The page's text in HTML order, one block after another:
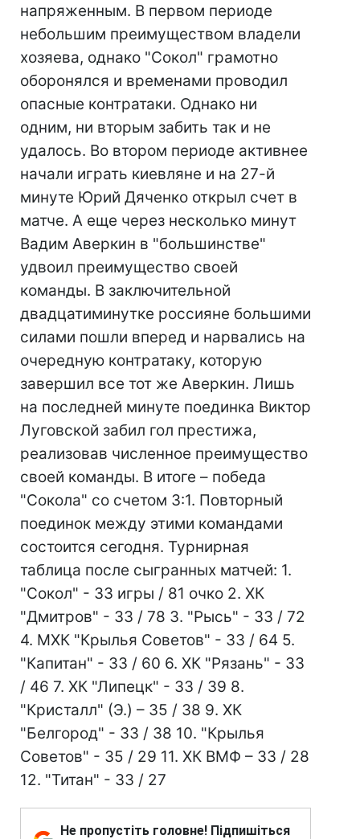
напряженным. В первом периоде
небольшим преимуществом владели
хозяева, однако "Сокол" грамотно
оборонялся и временами проводил
опасные контратаки. Однако ни
одним, ни вторым забить так и не
удалось. Во втором периоде активнее
начали играть киевляне и на 27-й
минуте Юрий Дяченко открыл счет в
матче. А еще через несколько минут
Вадим Аверкин в "большинстве"
удвоил преимущество своей
команды. В заключительной
двадцатиминутке россияне большими
силами пошли вперед и нарвались на
очередную контратаку, которую
завершил все тот же Аверкин. Лишь
на последней минуте поединка Виктор
Луговской забил гол престижа,
реализовав численное преимущество
своей команды. В итоге – победа
"Сокола" со счетом 3:1. Повторный
поединок между этими командами
состоится сегодня. Турнирная
таблица после сыгранных матчей: 1.
"Сокол" - 33 игры / 81 очко 2. ХК
"Дмитров" - 33 / 78 3. "Рысь" - 33 / 72
4. МХК "Крылья Советов" - 33 / 64 5.
"Капитан" - 33 / 60 6. ХК "Рязань" - 33
/ 46 7. ХК "Липецк" - 33 / 39 8.
"Кристалл" (Э.) – 35 / 38 9. ХК
"Белгород" - 33 / 38 10. "Крылья
Советов" - 35 / 29 11. ХК ВМФ – 33 / 28
12. "Титан" - 33 / 27
Не пропустіть головне! Підпишіться